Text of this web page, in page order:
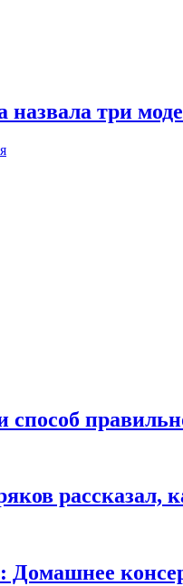
три
способ
рассказал,
Домашнее